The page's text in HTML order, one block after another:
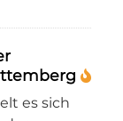
es sich